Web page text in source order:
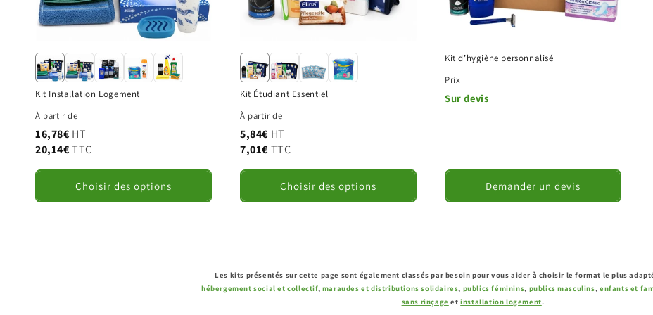
Kit Installation Logement
À partir de
16,78€ HT
20,14€ TTC
Choisir des options
Kit Étudiant Essentiel
À partir de
5,84€ HT
7,01€ TTC
Choisir des options
Kit d’hygiène personnalisé
Prix
Sur devis
Demander un devis
Les kits présentés sur cette page sont également classés par besoin pour vous aider à choisir le format le plus
hébergement social et collectif, maraudes et distributions solidaires, publics féminins, publics masculins, enfants et
sans rinçage etinstallation logement.